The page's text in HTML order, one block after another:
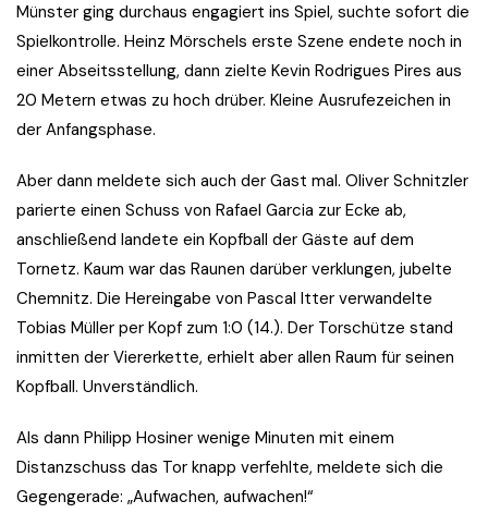
Münster ging durchaus engagiert ins Spiel, suchte sofort die
Spielkontrolle. Heinz Mörschels erste Szene endete noch in
einer Abseitsstellung, dann zielte Kevin Rodrigues Pires aus
20 Metern etwas zu hoch drüber. Kleine Ausrufezeichen in
der Anfangsphase.
Aber dann meldete sich auch der Gast mal. Oliver Schnitzler
parierte einen Schuss von Rafael Garcia zur Ecke ab,
anschließend landete ein Kopfball der Gäste auf dem
Tornetz. Kaum war das Raunen darüber verklungen, jubelte
Chemnitz. Die Hereingabe von Pascal Itter verwandelte
Tobias Müller per Kopf zum 1:0 (14.). Der Torschütze stand
inmitten der Viererkette, erhielt aber allen Raum für seinen
Kopfball. Unverständlich.
Als dann Philipp Hosiner wenige Minuten mit einem
Distanzschuss das Tor knapp verfehlte, meldete sich die
Gegengerade: „Aufwachen, aufwachen!“